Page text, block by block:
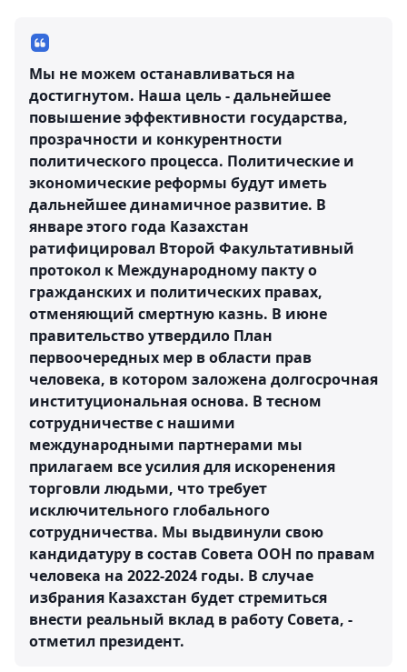
Мы не можем останавливаться на
достигнутом. Наша цель - дальнейшее
повышение эффективности государства,
прозрачности и конкурентности
политического процесса. Политические и
экономические реформы будут иметь
дальнейшее динамичное развитие. В
январе этого года Казахстан
ратифицировал Второй Факультативный
протокол к Международному пакту о
гражданских и политических правах,
отменяющий смертную казнь. В июне
правительство утвердило План
первоочередных мер в области прав
человека, в котором заложена долгосрочная
институциональная основа. В тесном
сотрудничестве с нашими
международными партнерами мы
прилагаем все усилия для искоренения
торговли людьми, что требует
исключительного глобального
сотрудничества. Мы выдвинули свою
кандидатуру в состав Совета ООН по правам
человека на 2022-2024 годы. В случае
избрания Казахстан будет стремиться
внести реальный вклад в работу Совета, -
отметил президент.